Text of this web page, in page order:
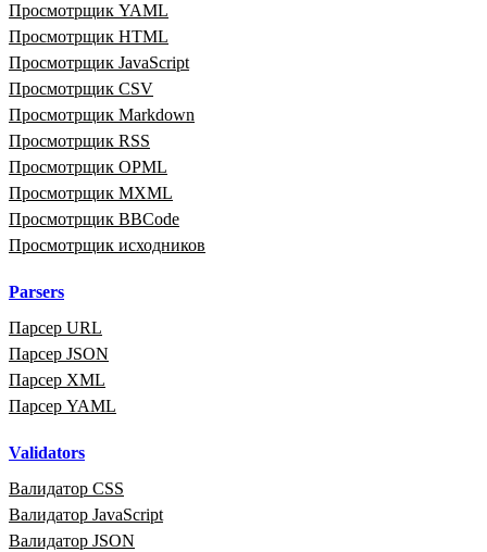
Просмотрщик YAML
Просмотрщик HTML
Просмотрщик JavaScript
Просмотрщик CSV
Просмотрщик Markdown
Просмотрщик RSS
Просмотрщик OPML
Просмотрщик MXML
Просмотрщик BBCode
Просмотрщик исходников
Parsers
Парсер URL
Парсер JSON
Парсер XML
Парсер YAML
Validators
Валидатор CSS
Валидатор JavaScript
Валидатор JSON